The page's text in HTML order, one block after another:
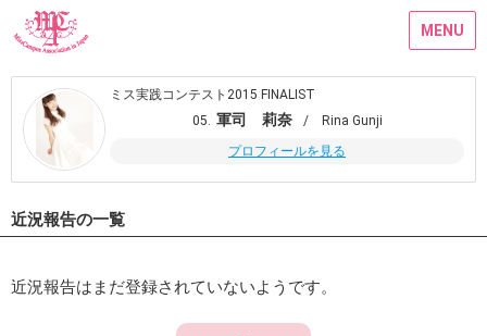
MENU
ミス実践コンテスト2015 FINALIST
05. 軍司 莉奈
/ Rina Gunji
プロフィールを見る
近況報告の一覧
近況報告はまだ登録されていないようです。